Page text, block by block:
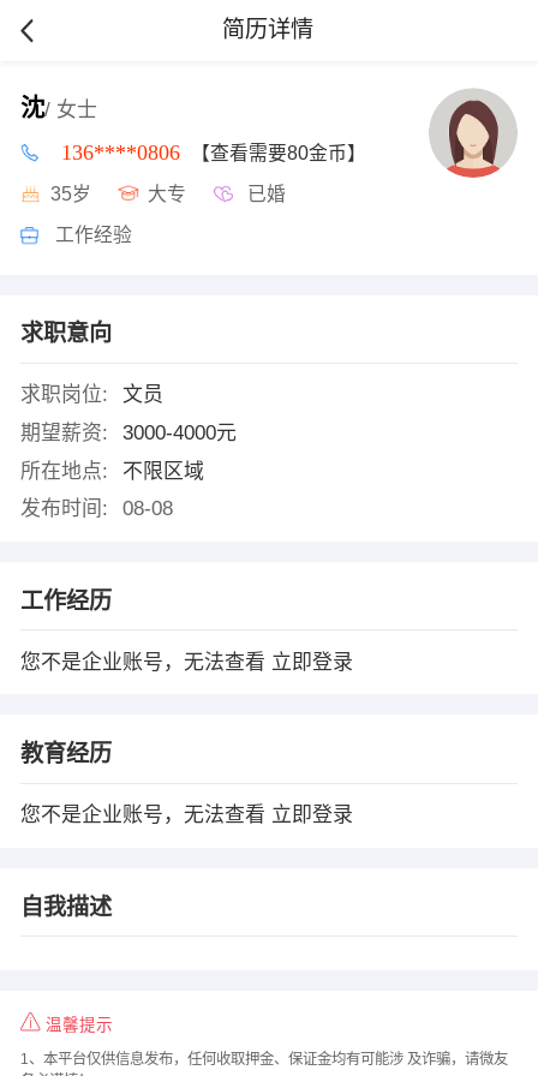
简历详情
沈/ 女士
136****0806 【查看需要80金币】
35岁 大专 已婚
工作经验
求职意向
求职岗位:
文员
期望薪资:
3000-4000元
所在地点:
不限区域
发布时间:
08-08
工作经历
您不是企业账号，无法查看 立即登录
教育经历
您不是企业账号，无法查看 立即登录
自我描述
温馨提示
1、本平台仅供信息发布，任何收取押金、保证金均有可能涉 及诈骗，请微友